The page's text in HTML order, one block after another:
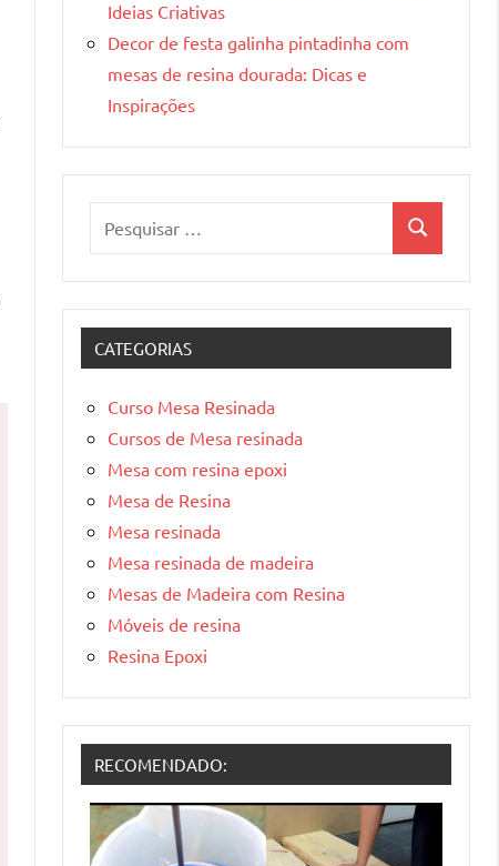
Ideias Criativas
Decor de festa galinha pintadinha com
mesas de resina dourada: Dicas e
Inspirações
Pesquisa
CATEGORIAS
Curso Mesa Resinada
Cursos de Mesa resinada
Mesa com resina epoxi
Mesa de Resina
Mesa resinada
Mesa resinada de madeira
Mesas de Madeira com Resina
Móveis de resina
Resina Epoxi
RECOMENDADO: